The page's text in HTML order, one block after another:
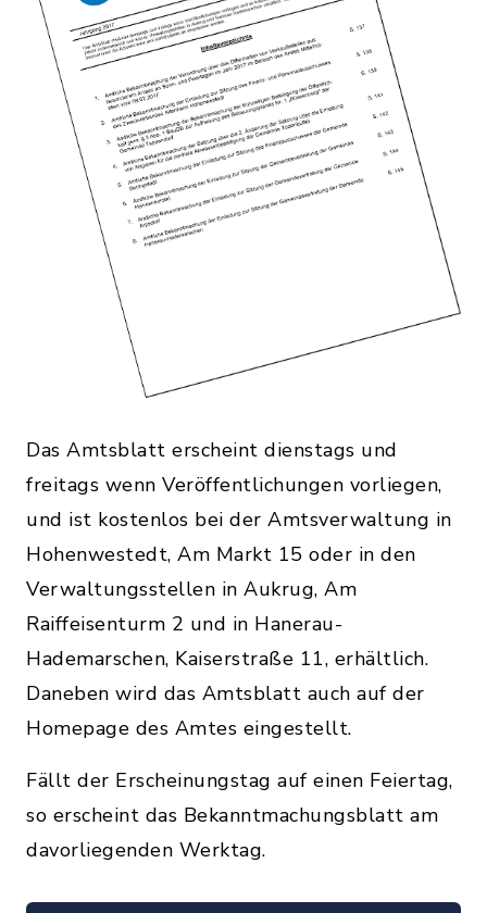
Das Amtsblatt erscheint dienstags und
freitags wenn Veröffentlichungen vorliegen,
und ist kostenlos bei der Amtsverwaltung in
Hohenwestedt, Am Markt 15 oder in den
Verwaltungsstellen in Aukrug, Am
Raiffeisenturm 2 und in Hanerau-
Hademarschen, Kaiserstraße 11, erhältlich.
Daneben wird das Amtsblatt auch auf der
Homepage des Amtes eingestellt.
Fällt der Erscheinungstag auf einen Feiertag,
so erscheint das Bekanntmachungsblatt am
davorliegenden Werktag.